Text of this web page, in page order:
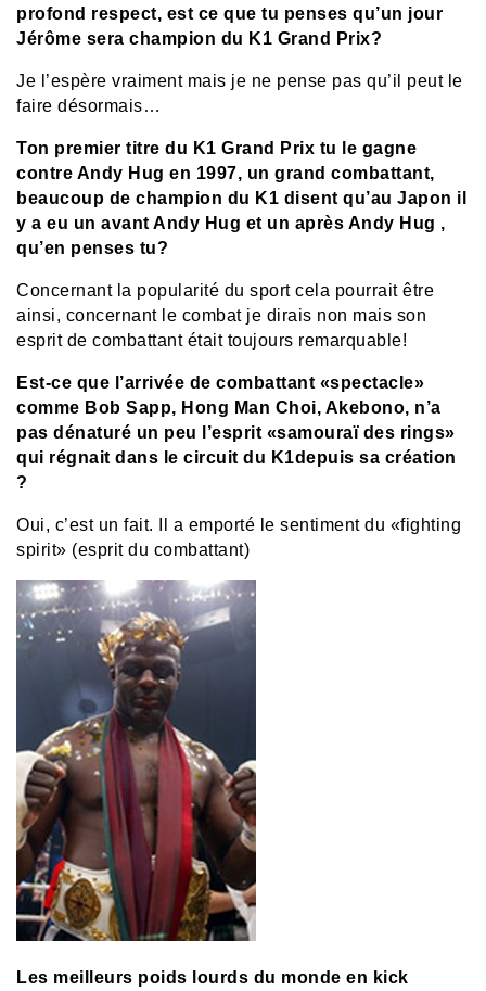
profond respect, est ce que tu penses qu’un jour
Jérôme sera champion du K1 Grand Prix?
Je l’espère vraiment mais je ne pense pas qu’il peut le
faire désormais…
Ton premier titre du K1 Grand Prix tu le gagne
contre Andy Hug en 1997, un grand combattant,
beaucoup de champion du K1 disent qu’au Japon il
y a eu un avant Andy Hug et un après Andy Hug ,
qu’en penses tu?
Concernant la popularité du sport cela pourrait être
ainsi, concernant le combat je dirais non mais son
esprit de combattant était toujours remarquable!
Est-ce que l’arrivée de combattant «spectacle»
comme Bob Sapp, Hong Man Choi, Akebono, n’a
pas dénaturé un peu l’esprit «samouraï des rings»
qui régnait dans le circuit du K1depuis sa création
?
Oui, c’est un fait. Il a emporté le sentiment du «fighting
spirit» (esprit du combattant)
Les meilleurs poids lourds du monde en kick